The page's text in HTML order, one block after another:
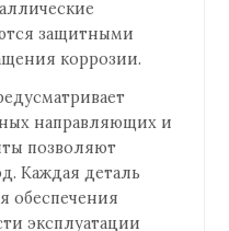
защитными
коррозии.
направляющих и
позволяют
Каждая деталь
обеспечения
эксплуатации